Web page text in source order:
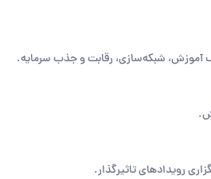
آموزش، شبکه‌سازی، رقابت و جذب سرمایه.
رویدادهای تاثیرگذار.